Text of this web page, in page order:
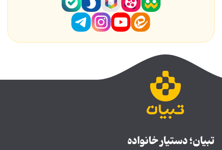
تبیان؛ دستیار خانواده